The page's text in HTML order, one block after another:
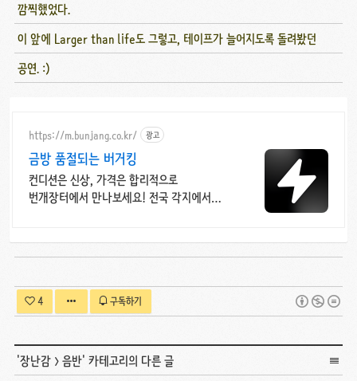
깜찍했었다.
이 앞에 Larger than life도 그렇고, 테이프가 늘어지도록 돌려봤던
공연. :)
https://m.bunjang.co.kr/ 광고
금방 품절되는 버거킹
컨디션은 신상, 가격은 합리적으로
번개장터에서 만나보세요! 전국 각지에서
4 구독하기
'장난감 >음반' 카테고리의 다른 글